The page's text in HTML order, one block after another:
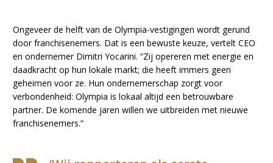
Ongeveer de helft van de Olympia-vestigingen wordt gerund
door franchisenemers. Dat is een bewuste keuze, vertelt CEO
en ondernemer Dimitri Yocarini. “Zij opereren met energie en
daadkracht op hun lokale markt; die heeft immers geen
geheimen voor ze. Hun ondernemerschap zorgt voor
verbondenheid: Olympia is lokaal altijd een betrouwbare
partner. De komende jaren willen we uitbreiden met nieuwe
franchisenemers.”